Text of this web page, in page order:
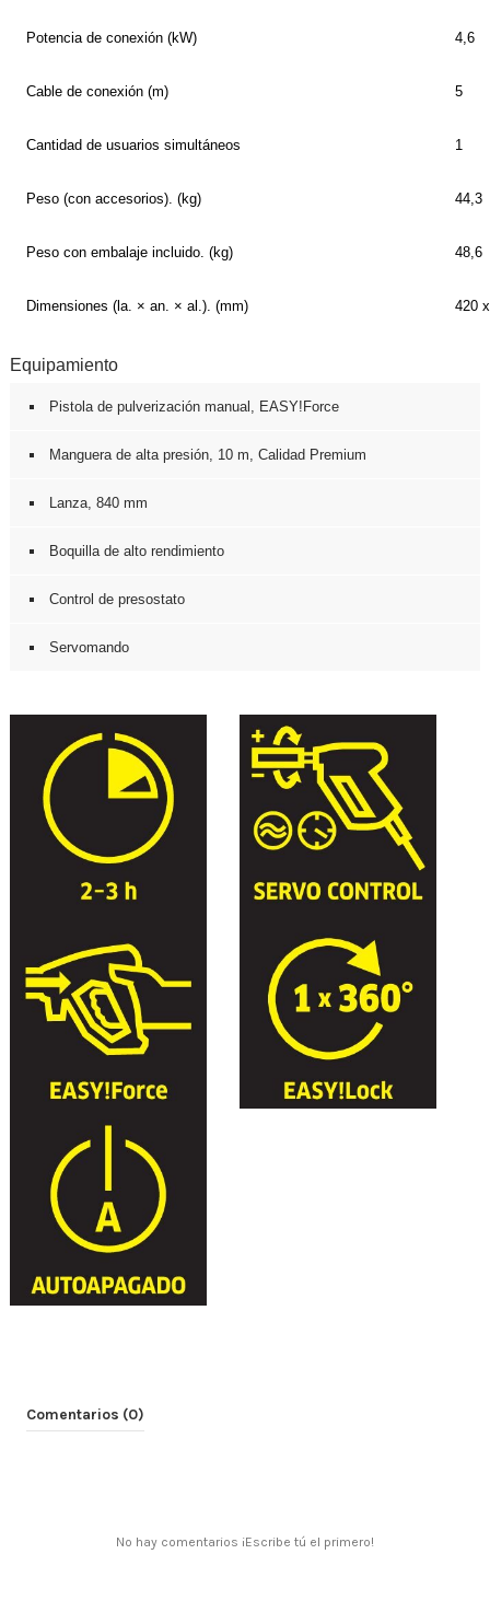
Potencia de conexión (kW) 4,6
Cable de conexión (m) 5
Cantidad de usuarios simultáneos 1
Peso (con accesorios). (kg) 44,3
Peso con embalaje incluido. (kg) 48,6
Dimensiones (la. × an. × al.). (mm) 420
Equipamiento
Pistola de pulverización manual, EASY!Force
Manguera de alta presión, 10 m, Calidad Premium
Lanza, 840 mm
Boquilla de alto rendimiento
Control de presostato
Servomando
Comentarios (0)
No hay comentarios ¡Escribe tú el primero!